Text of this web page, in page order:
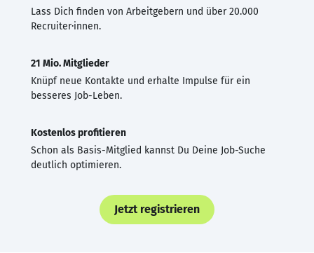
Lass Dich finden von Arbeitgebern und über 20.000
Recruiter·innen.
21 Mio. Mitglieder
Knüpf neue Kontakte und erhalte Impulse für ein
besseres Job-Leben.
Kostenlos profitieren
Schon als Basis-Mitglied kannst Du Deine Job-Suche
deutlich optimieren.
Jetzt registrieren